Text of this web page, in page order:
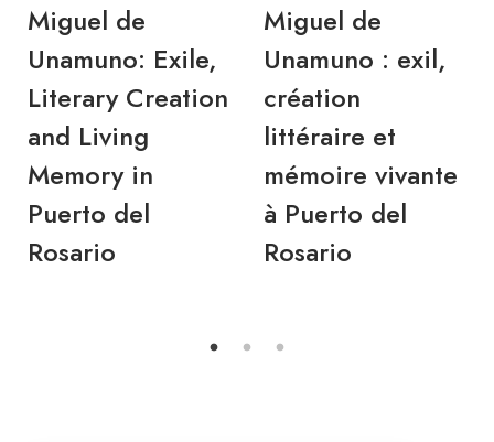
Miguel de
Unamuno: Exile,
Literary Creation
and Living
Memory in
Puerto del
Rosario
Miguel de
Unamuno : exil,
création
littéraire et
mémoire vivante
à Puerto del
Rosario